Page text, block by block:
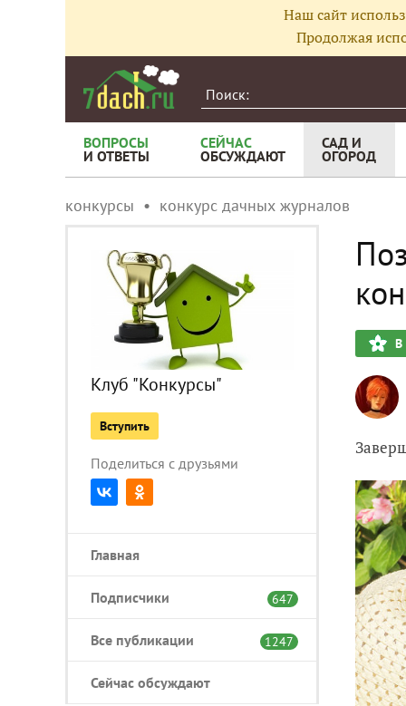
Наш сайт
Продолжая
ВОПРОСЫ
И ОТВЕТЫ
СЕЙЧАС
ОБСУЖДАЮТ
САД И
ОГОРОД
конкурсы конкурс дачных журналов
Клуб "Конкурсы"
Вступить
Поделиться с друзьями
Главная
Подписчики 647
Все публикации 1247
Сейчас обсуждают
В